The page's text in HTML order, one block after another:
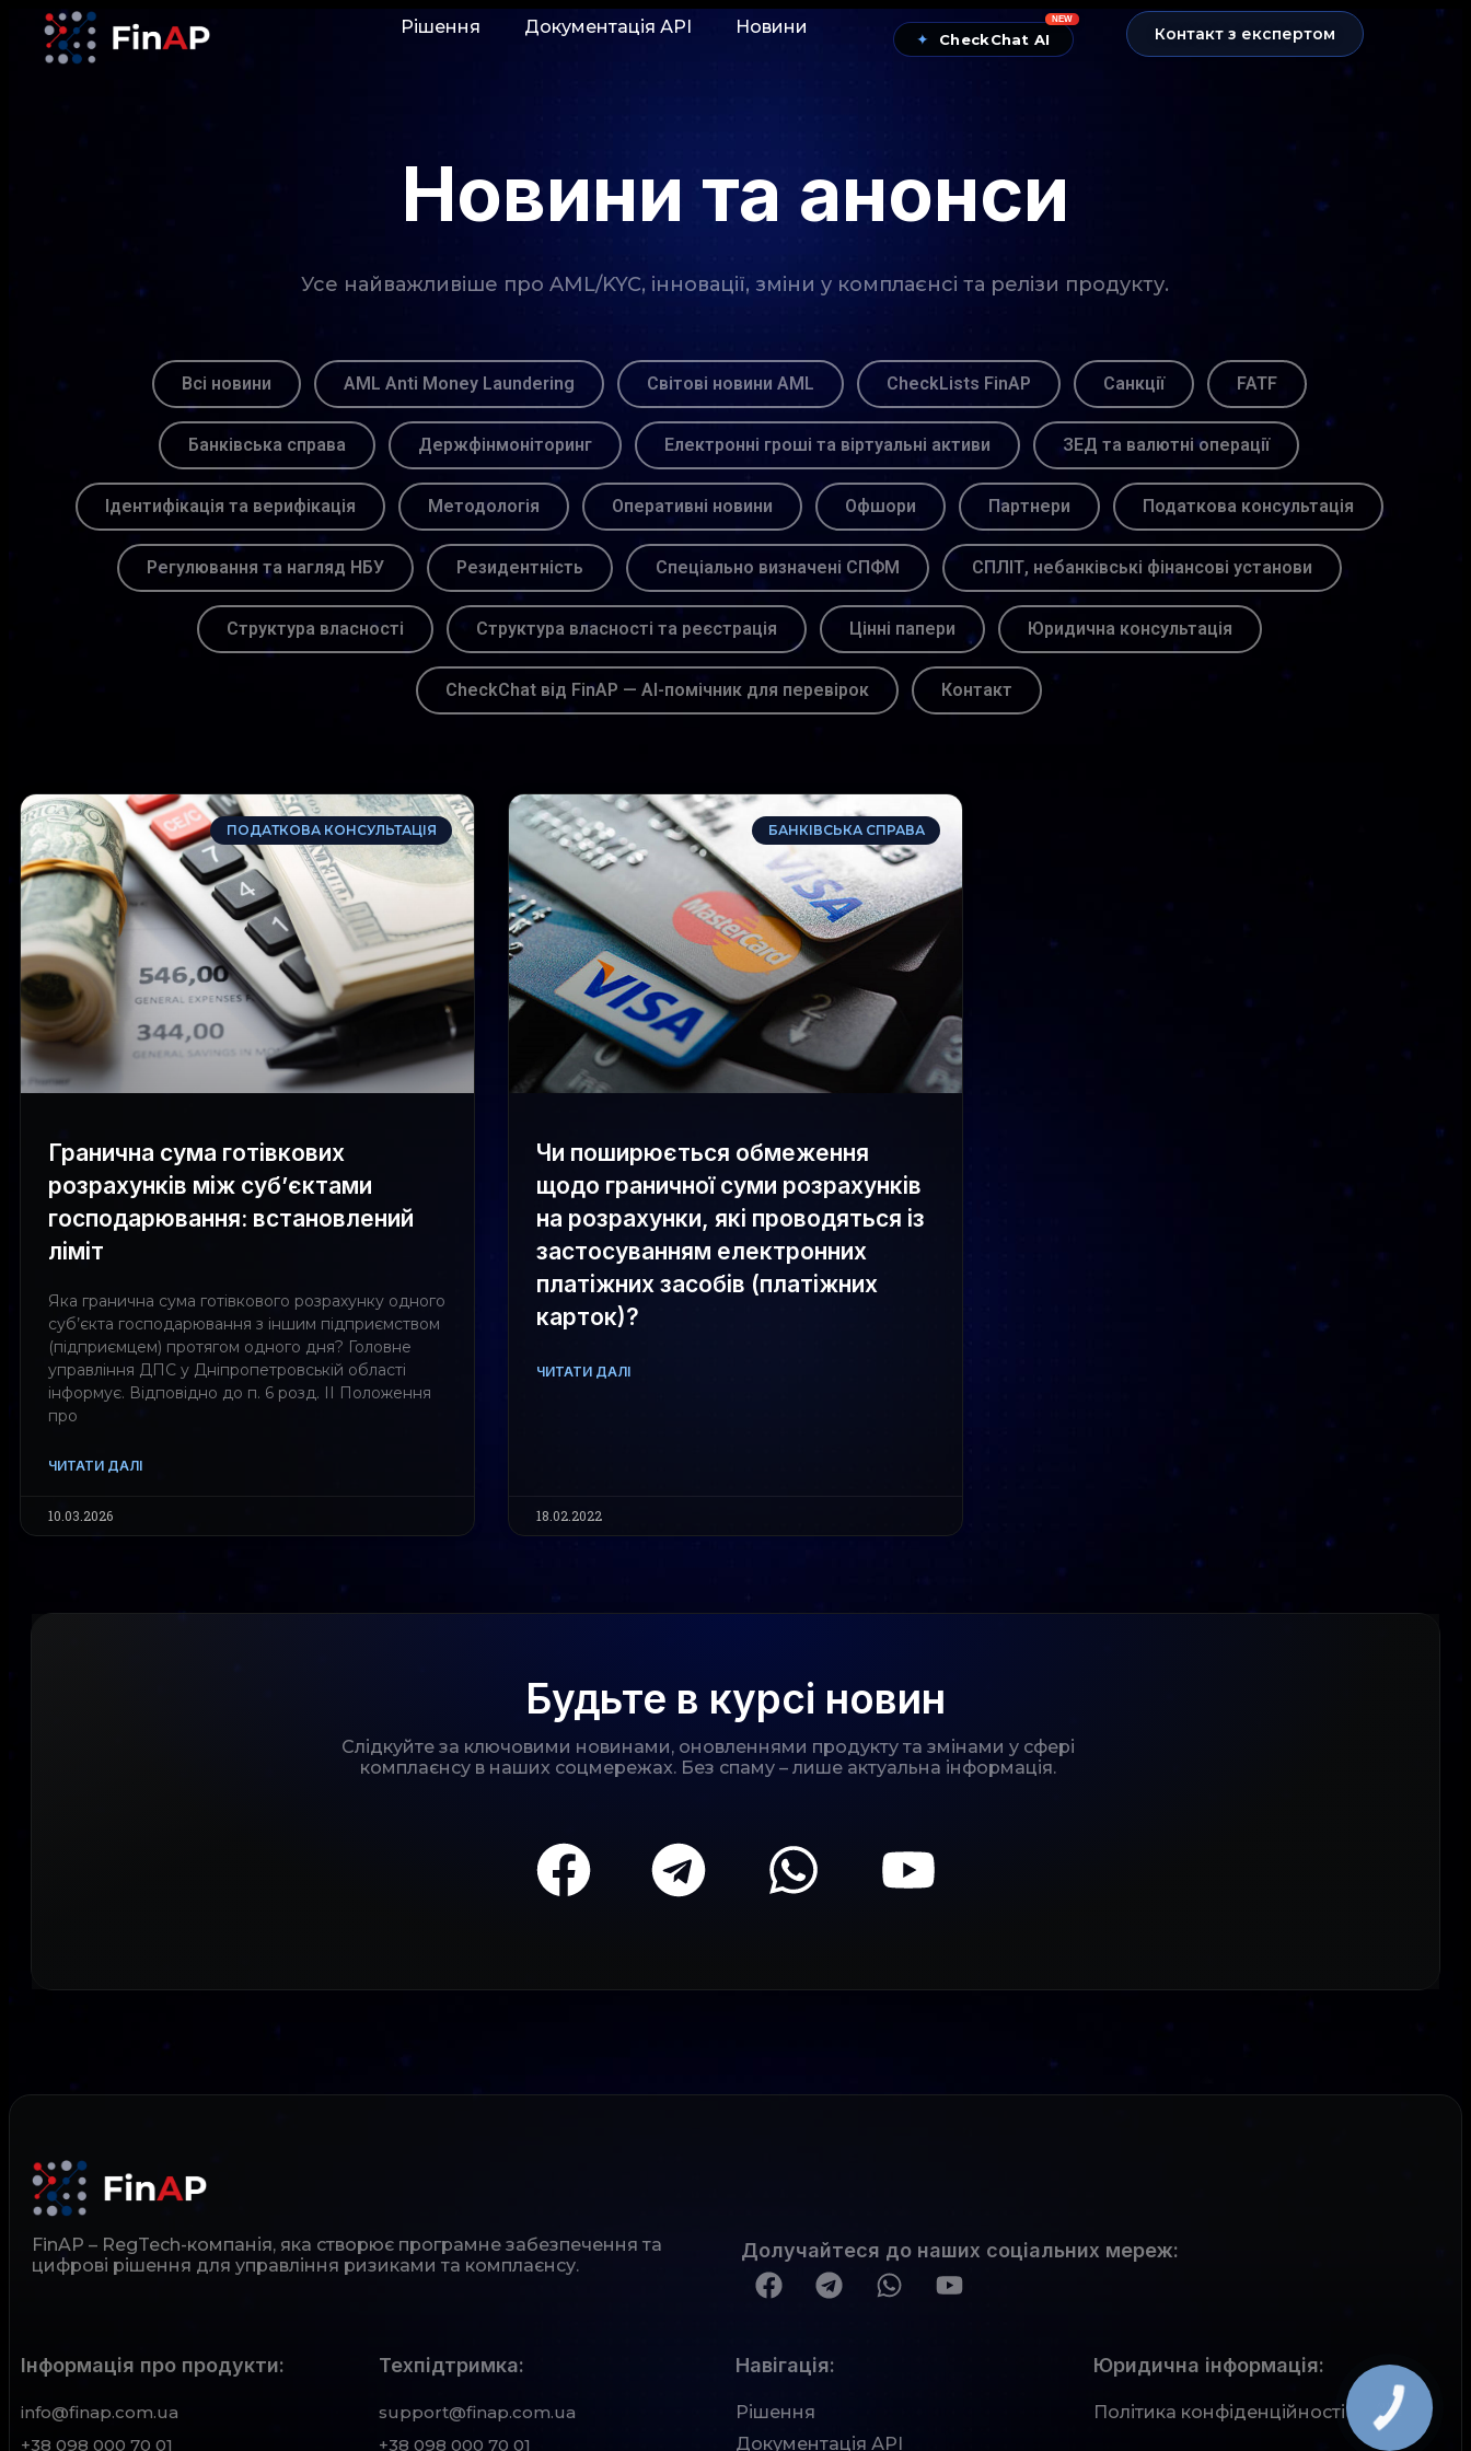
Рішення Документація АРІ Новини
✦ CheckChat AI
NEW
Контакт з експертом
Новини та анонси
Усе найважливіше про AML/KYC, інновації, зміни у комплаєнсі та релізи продукту.
Всі новини AML Anti Money Laundering Світові новини AML CheckLists FinAP Санкції FATF
Банківська справа Держфінмоніторинг Електронні гроші та віртуальні активи ЗЕД та валютні операції
Ідентифікація та верифікація Методологія Оперативні новини Офшори Партнери Податкова консультація
Регулювання та нагляд НБУ Резидентність Спеціально визначені СПФМ СПЛІТ, небанківські фінансові установи
Структура власності Структура власності та реєстрація Цінні папери Юридична консультація
CheckChat від FinAP — AI-помічник для перевірок Контакт
ПОДАТКОВА КОНСУЛЬТАЦІЯ
Гранична сума готівкових
розрахунків між суб’єктами
господарювання: встановлений
ліміт
Яка гранична сума готівкового розрахунку одного
суб’єкта господарювання з іншим підприємством
(підприємцем) протягом одного дня? Головне
управління ДПС у Дніпропетровській області
інформує. Відповідно до п. 6 розд. ІІ Положення
про
ЧИТАТИ ДАЛІ
10.03.2026
БАНКІВСЬКА СПРАВА
Чи поширюється обмеження
щодо граничної суми розрахунків
на розрахунки, які проводяться із
застосуванням електронних
платіжних засобів (платіжних
карток)?
ЧИТАТИ ДАЛІ
18.02.2022
Будьте в курсі новин
Слідкуйте за ключовими новинами, оновленнями продукту та змінами у сфері
комплаєнсу в наших соцмережах. Без спаму – лише актуальна інформація.
FinAP – RegTech-компанія, яка створює програмне забезпечення та
цифрові рішення для управління ризиками та комплаєнсу.
Долучайтеся до наших соціальних мереж:
Інформація про продукти:
info@finap.com.ua
+38 098 000 70 01
Техпідтримка:
support@finap.com.ua
+38 098 000 70 01
Рішення
Документація АРІ
Навігація: Юридична інформація:
Політика конфіденційності